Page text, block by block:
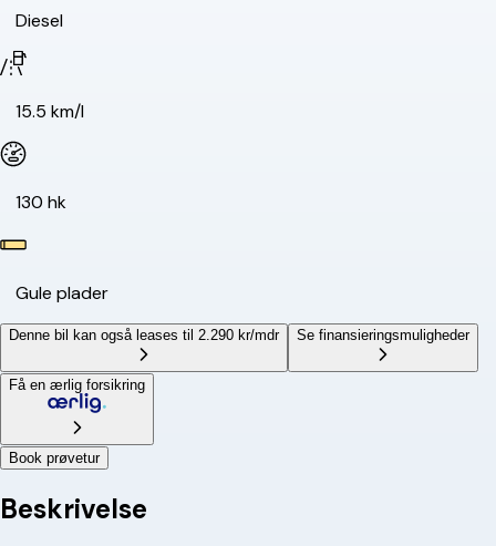
Diesel
15.5 km/l
130 hk
Gule plader
Denne bil kan også leases til 2.290 kr/mdr Se finansieringsmuligheder
Få en ærlig forsikring
Book prøvetur
Beskrivelse